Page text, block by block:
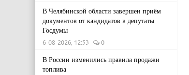
В Челябинской области завершен приём
документов от кандидатов в депутаты
Госдумы
6-08-2026, 12:53 0
В России изменились правила продажи
топлива